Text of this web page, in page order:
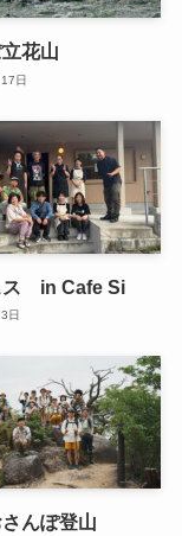
花山
日
ス in Cafe Si
日
んぽ登山